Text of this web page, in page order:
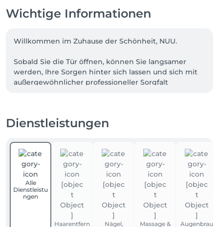
Wichtige Informationen
Willkommen im Zuhause der Schönheit, NUU.
Sobald Sie die Tür öffnen, können Sie langsamer
werden, Ihre Sorgen hinter sich lassen und sich mit
außergewöhnlicher professioneller Sorgfalt
unserer talentierten Mitarbeitenden kommen aus
Herangehensweise an den Service wider:
Gewissenhaftigkeit, außergewöhnliche Qualität und
echte Leidenschaft für die Arbeit.
Ob Sie den perfekten Haarschnitt, eine Maniküre
oder Pediküre, Augenbrauen formen&färben, ein
Wimpernlifting oder Wimpernverlängerung,
Gesichtspflege, Laserepilation oder Waxing oder
Dienstleistungen
Alle
Dienstleistu
ngen
Haarentfern
Nägel,
Massage &
Augenbrau